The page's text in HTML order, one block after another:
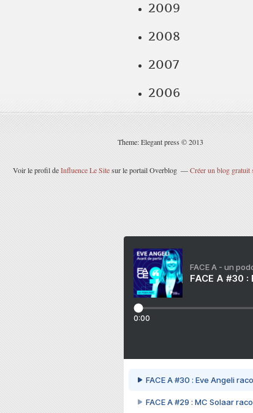
2009
2008
2007
2006
Theme: Elegant press © 2013
Voir le profil deInfluence Le Sitesur le portail Overblog Créer un blog gratuit
FACE A - un
FACE A #30
0:00
FACE A #30 : Eve Angeli
FACE A #29 : MC Solaar